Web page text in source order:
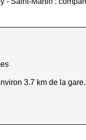
3.7 km de la gare.